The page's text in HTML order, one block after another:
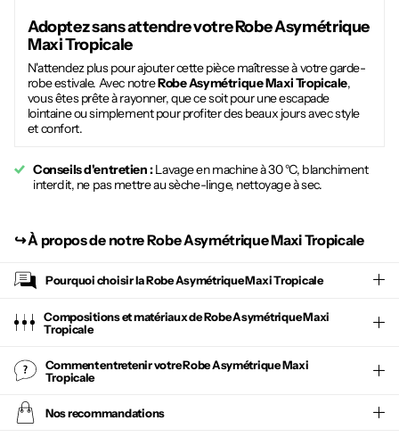
Adoptez sans attendre votreRobe Asymétrique
Maxi Tropicale
N'attendez plus pour ajouter cette pièce maîtresse à votre garde-
robe estivale. Avec notreRobe Asymétrique Maxi Tropicale,
vous êtes prête à rayonner, que ce soit pour une escapade
lointaine ou simplement pour profiter des beaux jours avec style
et confort.
Conseils d'entretien :Lavage en machine à 30 °C, blanchiment
interdit, ne pas mettre au sèche-linge, nettoyage à sec.
↪︎À propos de notre Robe Asymétrique Maxi Tropicale
Pourquoi choisir laRobe Asymétrique Maxi Tropicale
Compositions et matériaux de Robe Asymétrique Maxi
Tropicale
Comment entretenir votreRobe Asymétrique Maxi
Tropicale
Nos recommandations